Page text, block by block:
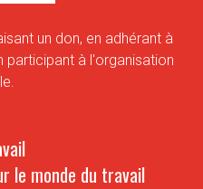
un don, en adhérant à
participant à l'organisation
le monde du travail